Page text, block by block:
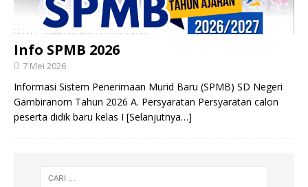
Info SPMB 2026
7 Mei 2026
Informasi Sistem Penerimaan Murid Baru (SPMB) SD Negeri
Gambiranom Tahun 2026 A. Persyaratan Persyaratan calon
peserta didik baru kelas I [Selanjutnya…]